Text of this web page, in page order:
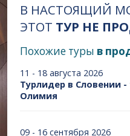
В НАСТОЯЩИЙ
ЭТОТ ТУР НЕ
Похожие туры в
11 - 18 августа 2026
Турлидер в Словении
Олимия
09 - 16 сентября 2026